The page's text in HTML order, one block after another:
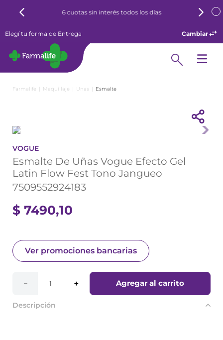
6 cuotas sin interés todos los días
Elegí tu forma de Entrega Cambiar
Maquillaje Unas Esmalte
VOGUE
Esmalte De Uñas Vogue Efecto Gel
Latin Flow Fest Tono Jangueo
7509552924183
$ 7490,10
Ver promociones bancarias
＋
－ Agregar al carrito
Descripción